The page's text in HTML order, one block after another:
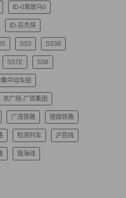
ID-0奥斑马0
ID-吕杰琛
SS3 SS3B
SS7E SS8
中动车组
京广线-广铁集团
广茂铁路 德国铁路
检测列车 沪昆线
陇海线